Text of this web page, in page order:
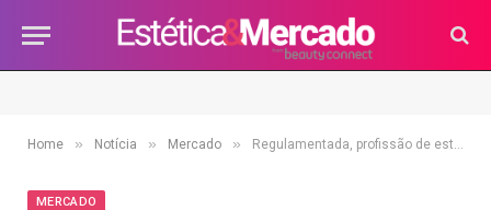
Home » Notícia » Mercado » Regulamentada, profissão de esteticista ganha evidência e novas áreas de atuação
MERCADO